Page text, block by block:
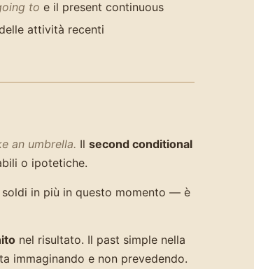
to e il present continuous
attività recenti
an umbrella. Il second conditional
o ipotetiche.
soldi in più in questo momento — è
nel risultato. Il past simple nella
immaginando e non prevedendo.